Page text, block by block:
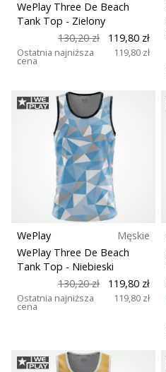
WePlay Three De Beach
Tank Top - Zielony
130,20 zł
119,80 zł
Ostatnia najniższa
cena
119,80 zł
WePlay
Męskie
WePlay Three De Beach
Tank Top - Niebieski
130,20 zł
119,80 zł
Ostatnia najniższa
cena
119,80 zł